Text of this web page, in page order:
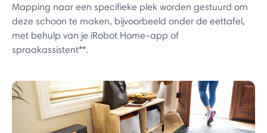
Mapping naar een specifieke plek worden gestuurd om
deze schoon te maken, bijvoorbeeld onder de eettafel,
met behulp van je iRobot Home-app of
spraakassistent**.